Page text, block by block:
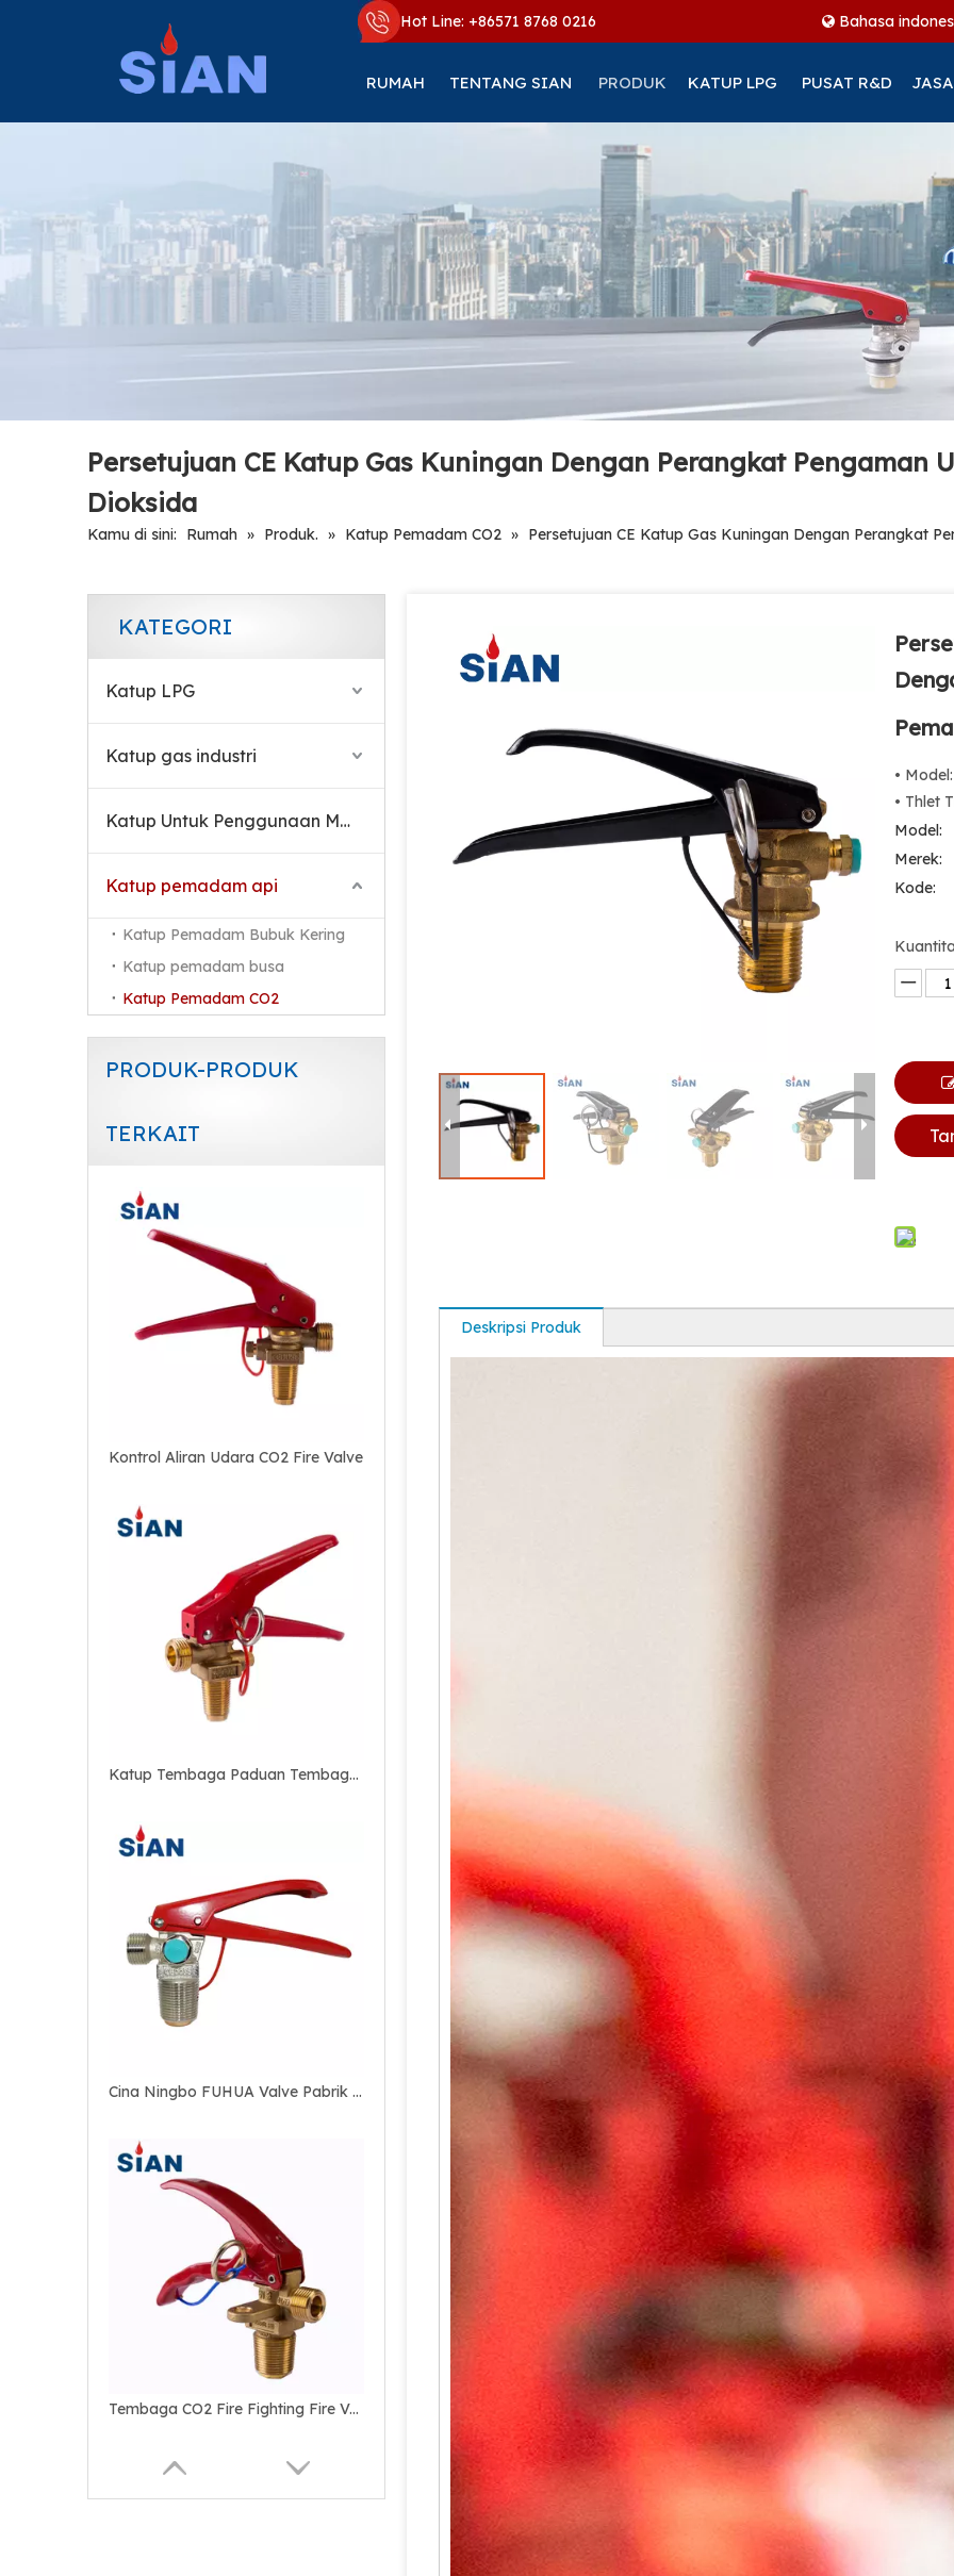
Hot Line: +86571 8768 0216 Bahasa
RUMAH TENTANG SIAN PRODUK KATUP LPG PUSAT R&D JASA
Persetujuan CE Katup Gas Kuningan Dengan Perangkat Pengaman
Dioksida
Kamu di sini: Rumah » Produk. » Katup Pemadam CO2 » Persetujuan CE Katup Gas Kuningan Dengan Perangkat
KATEGORI
Katup LPG
Katup gas industri
Katup Untuk Penggunaan Medis
Katup pemadam api
Katup Pemadam Bubuk Kering
Katup pemadam busa
Katup Pemadam CO2
PRODUK-PRODUK
TERKAIT
Kontrol Aliran Udara CO2 Fire Valve
Katup Tembaga Paduan Tembaga Kuningan yang Andal untuk Pemadam Api CO2
Cina Ningbo FUHUA Valve Pabrik SiAN Merek CE Persetujuan CO2 Fire Extinguisher Valve
Tembaga CO2 Fire Fighting Fire Valve
Katup Pemadam Kebakaran Seng CO2 Kuningan
•
• Thlet
Model:
Merek:
Kode:
Deskripsi Produk